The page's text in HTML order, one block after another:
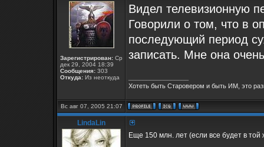
Зарегистрирован: Ср
дек 29, 2004 18:39
Сообщения: 303
Откуда: Из неоткуда
Видел телевизионную
Говорили о том, что в
последующий период
записать. Мне она
Хотеть быть Старовером и быть ИМ, это
Вс авг 07, 2005 21:07
LindaLin
Еще 150 млн. лет (если все будет в